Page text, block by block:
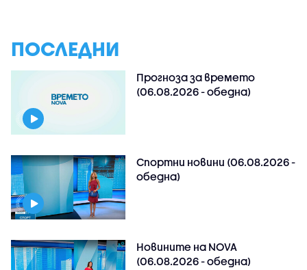
ПОСЛЕДНИ
Прогноза за времето
(06.08.2026 - обедна)
Спортни новини (06.08.2026 -
обедна)
Новините на NOVA
(06.08.2026 - обедна)